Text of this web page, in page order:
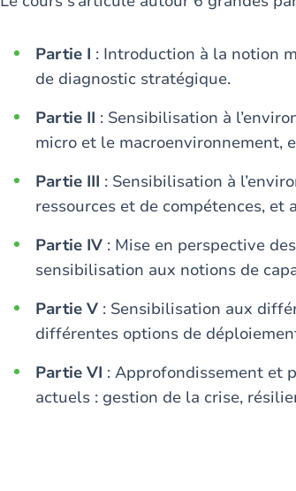
Partie I : Introduction à la notion
de diagnostic stratégique.
Partie II : Sensibilisation à
micro et le macroenvironnement,
Partie III : Sensibilisation à
ressources et de compétences, et
Partie IV : Mise en perspective
sensibilisation aux notions de
Partie V : Sensibilisation aux
différentes options de
Partie VI : Approfondissement et
actuels : gestion de la crise,